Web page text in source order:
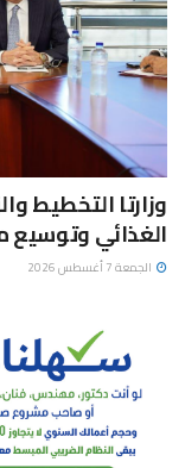
وزارتا التخطيط
الغذائي وتوسيع
الجمعة 7 أغسطس 2026